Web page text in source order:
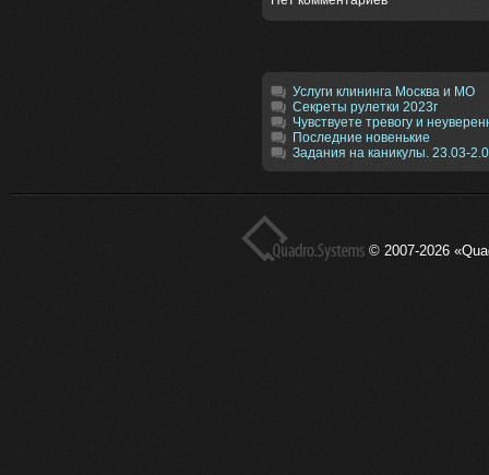
Услуги клининга Москва и МО
Секреты рулетки 2023г
Чувствуете тревогу и
Последние новенькие
Задания на каникулы. 23.03-
© 2007-2026